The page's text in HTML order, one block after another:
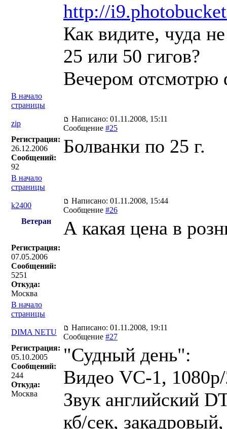
http://
Как видите, чуда
25 или 50 гигов?
Вечером
В начало
страницы
zip
Написано: 01.11.2008, 15:11
Сообщение #25
Регистрация:
26.12.2006
Сообщений:
92
Болванки по 25 г.
В начало
страницы
k2400
Написано: 01.11.2008, 15:44
Сообщение #26
Ветеран
Регистрация:
07.05.2006
Сообщений:
5251
Откуда:
Москва
А какая цена в
В начало
страницы
DIMA NETU
Написано: 01.11.2008, 19:11
Сообщение #27
Регистрация:
05.10.2005
Сообщений:
244
Откуда:
Москва
"Судный день":
Видео VC-1,
Звук английский
кб/сек, закадровый,